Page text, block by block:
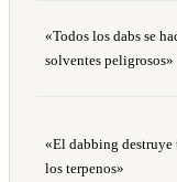
«Todos los dabs se
solventes peligrosos»
«El dabbing destruye
los terpenos»